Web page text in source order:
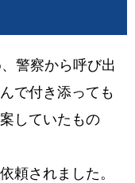
警察から呼び出
で付き添っても
していたもの
頼されました。